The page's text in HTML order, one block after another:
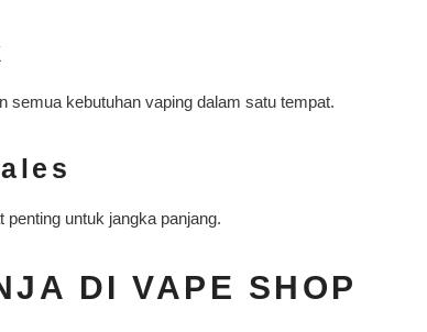
semua kebutuhan vaping dalam satu tempat.
untuk jangka panjang.
DI VAPE SHOP